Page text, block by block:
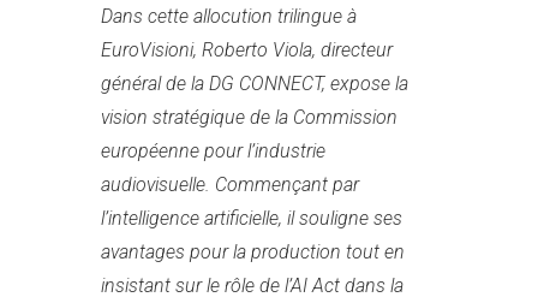
Dans cette allocution trilingue à
EuroVisioni, Roberto Viola, directeur
général de la DG CONNECT, expose la
vision stratégique de la Commission
européenne pour l’industrie
audiovisuelle. Commençant par
l’intelligence artificielle, il souligne ses
avantages pour la production tout en
insistant sur le rôle de l’AI Act dans la